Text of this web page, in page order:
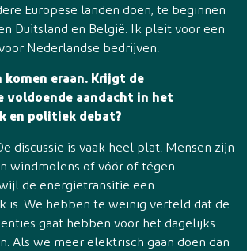
Europese landen doen, te beginnen
Duitsland en België. Ik pleit voor een
Nederlandse bedrijven.
komen eraan. Krijgt de
voldoende aandacht in het
en politiek debat?
discussie is vaak heel plat. Mensen zijn
windmolens of vóór of tégen
de energietransitie een
is. We hebben te weinig verteld dat de
gaat hebben voor het dagelijks
Als we meer elektrisch gaan doen dan